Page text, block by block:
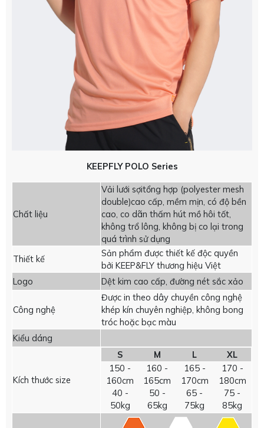
KEEPFLY POLO Series
Chất liệu
Vải lưới sợitổng hợp (polyester mesh
double)cao cấp, mềm mịn, có độ bền
cao, co dãn thấm hút mồ hôi tốt,
không trổ lông, không bị co lại trong
quá trình sử dụng
Thiết kế
Sản phẩm được thiết kế độc quyền
bởi KEEP&FLY thương hiệu Việt
Logo
Dệt kim cao cấp, đường nét sắc xảo
Công nghệ
Được in theo dây chuyền công nghệ
khép kín chuyên nghiệp, không bong
tróc hoặc bạc màu
Kiểu dáng
Kích thước size
S M L
XL
150 -
160cm
40 -
50kg
160 -
165cm
50 -
65kg
165 -
170cm
65 -
75kg
170 -
180cm
75 -
85kg